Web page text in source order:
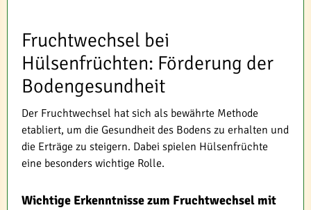
Fruchtwechsel bei
Hülsenfrüchten: Förderung der
Bodengesundheit
Der Fruchtwechsel hat sich als bewährte Methode
etabliert, um die Gesundheit des Bodens zu erhalten und
die Erträge zu steigern. Dabei spielen Hülsenfrüchte
eine besonders wichtige Rolle.
Wichtige Erkenntnisse zum Fruchtwechsel mit